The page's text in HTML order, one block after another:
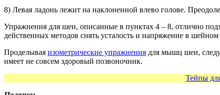
8) Левая ладонь лежит на наклоненной влево голове.
Упражнения для шеи, описанные в пунктах 4 – 8, отлично
действенных методов снять усталость и напряжение в
Проделывая изометрические упражнения для мышц шеи,
имеет не совсем здоровый позвоночник.
Тейпы